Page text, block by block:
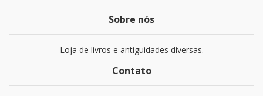
Sobre nós
Loja de livros e antiguidades diversas.
Contato